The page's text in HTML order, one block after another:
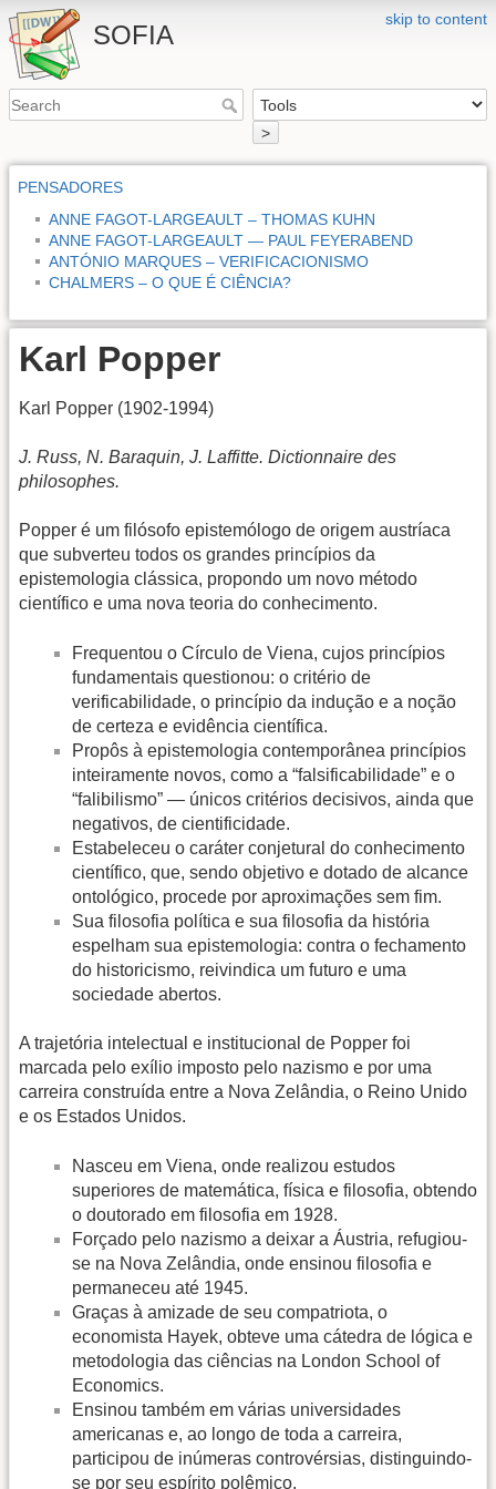
skip to content
SOFIA
>
PENSADORES
ANNE FAGOT-LARGEAULT – THOMAS KUHN
ANNE FAGOT-LARGEAULT — PAUL FEYERABEND
ANTÓNIO MARQUES – VERIFICACIONISMO
CHALMERS – O QUE É CIÊNCIA?
Karl Popper
Karl Popper (1902-1994)
J. Russ, N. Baraquin, J. Laffitte. Dictionnaire des
philosophes.
Popper é um filósofo epistemólogo de origem austríaca
que subverteu todos os grandes princípios da
epistemologia clássica, propondo um novo método
científico e uma nova teoria do conhecimento.
Frequentou o Círculo de Viena, cujos princípios
fundamentais questionou: o critério de
verificabilidade, o princípio da indução e a noção
de certeza e evidência científica.
Propôs à epistemologia contemporânea princípios
inteiramente novos, como a “falsificabilidade” e o
“falibilismo” — únicos critérios decisivos, ainda que
negativos, de cientificidade.
Estabeleceu o caráter conjetural do conhecimento
científico, que, sendo objetivo e dotado de alcance
ontológico, procede por aproximações sem fim.
Sua filosofia política e sua filosofia da história
espelham sua epistemologia: contra o fechamento
do historicismo, reivindica um futuro e uma
sociedade abertos.
A trajetória intelectual e institucional de Popper foi
marcada pelo exílio imposto pelo nazismo e por uma
carreira construída entre a Nova Zelândia, o Reino Unido
e os Estados Unidos.
Nasceu em Viena, onde realizou estudos
superiores de matemática, física e filosofia, obtendo
o doutorado em filosofia em 1928.
Forçado pelo nazismo a deixar a Áustria, refugiou-
se na Nova Zelândia, onde ensinou filosofia e
permaneceu até 1945.
Graças à amizade de seu compatriota, o
economista Hayek, obteve uma cátedra de lógica e
metodologia das ciências na London School of
Economics.
Ensinou também em várias universidades
americanas e, ao longo de toda a carreira,
participou de inúmeras controvérsias, distinguindo-
se por seu espírito polêmico.